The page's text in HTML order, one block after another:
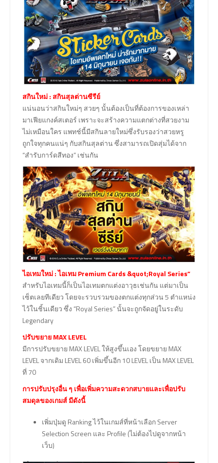
สกินใหม่ : สกินสุลต่านซีรีย์
แน่นอนว่าสกินใหม่ๆ สวยๆ นั้นต้องเป็นที่ต้องการของเหล่า
มาเฟียแกงค์สเตอร์ เพราะจะสร้างความแตกต่างที่สวยงาม
ไม่เหมือนใคร แพทช์นี้มีสกินลายใหม่ซึ่งรับรองว่าสวยหรู
ถูกใจทุกคนแน่ๆ กับสกินสุลต่าน ซึ่งสามารถเปิดสุ่มได้จาก
“สำรับการ์ดสีทอง” เช่นกัน
ไอเทมใหม่ : ไอเทม Premium Cards &quot;Royal Series”
สำหรับไอเทมนี้ก็เป็นไอเทมตกแต่งอาวุธเช่นกัน แต่มาเป็น
เซ็ตเลยทีเดียว โดยจะรวบรวมของตกแต่งทุกส่วน 5 ตำแหน่ง
ไว้ในชิ้นเดียว ซึ่ง “Royal Series” นั้นจะถูกจัดอยู่ในระดับ
Legendary
ปรับขยาย MAX LEVEL
มีการปรับขยาย MAX LEVEL ให้สูงขึ้นเอง โดยขยาย MAX
LEVEL จากเดิม LEVEL 60 เพิ่มขึ้นอีก 10 LEVEL เป็น MAX LEVEL
ที่ 70
การปรับปรุงอื่น ๆ เพื่อเพิ่มความสะดวกสบายและเพื่อปรับ
สมดุลของเกมส์ มีดังนี้
เพิ่มปุ่มดู Ranking ไว้ในเกมส์ที่หน้าเลือก Server
Selection Screen และ Profile (ไม่ต้องไปดูจากหน้า
เว็บ)